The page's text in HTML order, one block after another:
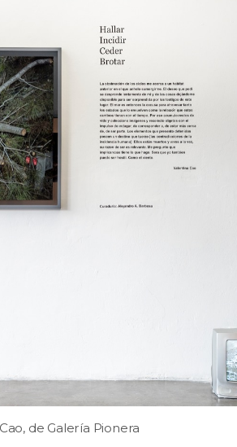
de Galería Pionera